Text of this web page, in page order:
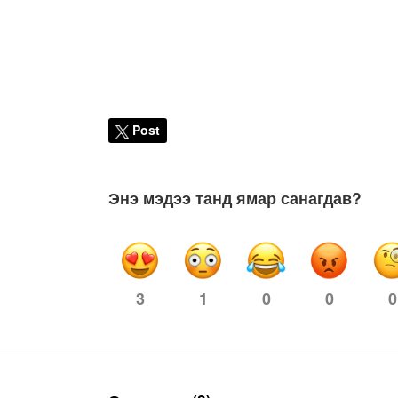
Post
Энэ мэдээ танд ямар санагдав?
3 1 0 0 0